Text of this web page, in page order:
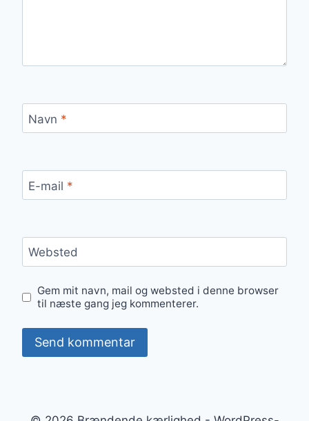
Navn *
E-mail *
Websted
Gem mit navn, mail og websted i denne browser
til næste gang jeg kommenterer.